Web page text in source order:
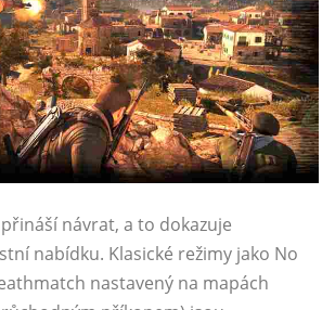
návrat, a to dokazuje
nabídku. Klasické režimy jako No
nastavený na mapách